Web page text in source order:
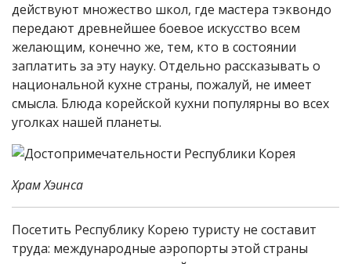
действуют множество школ, где мастера тэквондо
передают древнейшее боевое искусство всем
желающим, конечно же, тем, кто в состоянии
заплатить за эту науку. Отдельно рассказывать о
национальной кухне страны, пожалуй, не имеет
смысла. Блюда корейской кухни популярны во всех
уголках нашей планеты.
Храм Хэинса
Посетить Республику Корею туристу не составит
труда: международные аэропорты этой страны